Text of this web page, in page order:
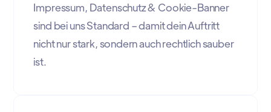
Impressum, Datenschutz & Cookie-Banner
sind bei uns Standard – damit dein Auftritt
nicht nur stark, sondern auch rechtlich sauber
ist.